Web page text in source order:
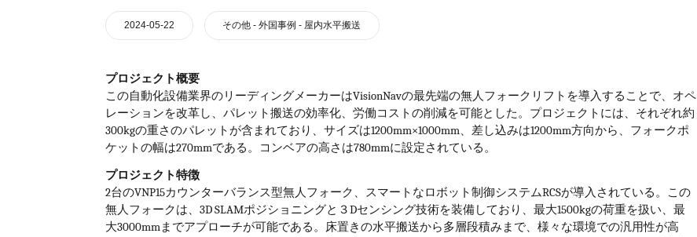
VNKQ20
ルシステム)
2024-05-22 その他 - 外国事例 - 屋内水平搬送
プロジェクト概要
この自動化設備業界のリーディングメーカーはVisionNavの最先端の無人フォークリフトを導入することで、オペ
レーションを改革し、パレット搬送の効率化、労働コストの削減を可能とした。プロジェクトには、それぞれ約
300kgの重さのパレットが含まれており、サイズは1200mm×1000mm、差し込みは1200mm方向から、フォークポ
ケットの幅は270mmである。コンベアの高さは780mmに設定されている。
プロジェクト特徴
2台のVNP15カウンターバランス型無人フォーク、スマートなロボット制御システムRCSが導入されている。この
無人フォークは、3D SLAMポジショニングと３Dセンシング技術を装備しており、最大1500kgの荷重を扱い、最
大3000mmまでアプローチが可能である。床置きの水平搬送から多層段積みまで、様々な環境での汎用性が高